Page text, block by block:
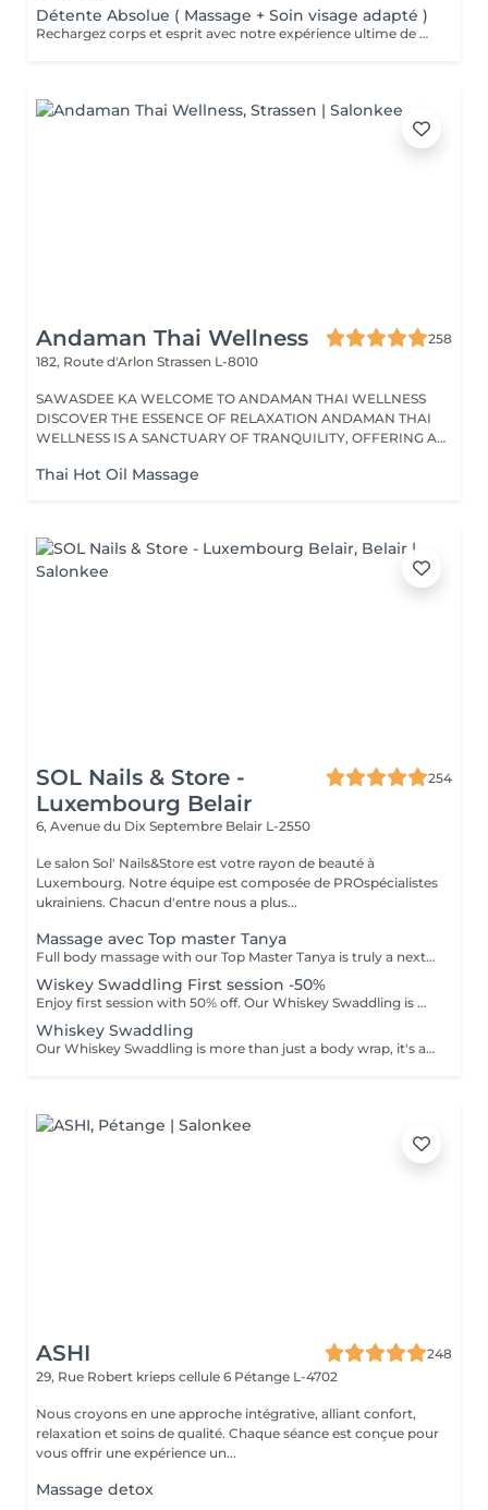
Détente Absolue ( Massage + Soin visage adapté )
Rechargez corps et esprit avec notre expérience ultime de détente : un massage apaisant suivi d'un soin visage personnalisé pour une revitalisation totale.
Andaman Thai Wellness
258
182, Route d'Arlon Strassen L-8010
SAWASDEE KA WELCOME TO ANDAMAN THAI WELLNESS
DISCOVER THE ESSENCE OF RELAXATION ANDAMAN THAI
WELLNESS IS A SANCTUARY OF TRANQUILITY, OFFERING A
Thai Hot Oil Massage
SOL Nails & Store -
Luxembourg Belair
254
6, Avenue du Dix Septembre Belair L-2550
Le salon Sol' Nails&Store est votre rayon de beauté à
Luxembourg. Notre équipe est composée de PROspécialistes
ukrainiens. Chacun d'entre nous a plus...
Massage avec Top master Tanya
Full body massage with our Top Master Tanya is truly a next-level experience. With more than 10 years of professional experience, she has an exceptional understanding of the body and its individual needs. Tanya adapts her technique exactly to what your body requires, often sensing it even before you do. This type of massage is designed to release tension, improve circulation, and promote deep relaxation. The treatment typically focuses on the back, shoulders, arms, legs, and other key tension areas, using smooth, flowing, and soothing massage techniques. Result: a feeling of lightness, relaxation, and renewed body comfort. Recommended frequency: from once a week to once a month, depending on your personal needs and stress level.
Wiskey Swaddling First session -50%
Enjoy first session with 50% off. Our Whiskey Swaddling is more than just a body wrap, it's a full-body ritual designed to detox, tone, and deeply nourish your skin. We tailor the wrap to your needs using active-rich formulas, then wrap you in bandages, film, and warmth to boost results. The gentle contrast in temperature combined with potent actives works wonders and the results speak for themselves: Benefits: -Body detox & inch loss -Firmer, smoother skin -Improved tone & circulation
Whiskey Swaddling
Our Whiskey Swaddling is more than just a body wrap, it's a full-body ritual designed to detox, tone, and deeply nourish your skin. We tailor the wrap to your needs using active-rich formulas, then wrap you in bandages, film, and warmth to boost results. The gentle contrast in temperature combined with potent actives works wonders and the results speak for themselves: Benefits: -Body detox & inch loss -Firmer, smoother skin -Improved tone & circulation
ASHI
248
29, Rue Robert krieps cellule 6 Pétange L-4702
Nous croyons en une approche intégrative, alliant confort,
relaxation et soins de qualité. Chaque séance est conçue pour
vous offrir une expérience un...
Massage detox